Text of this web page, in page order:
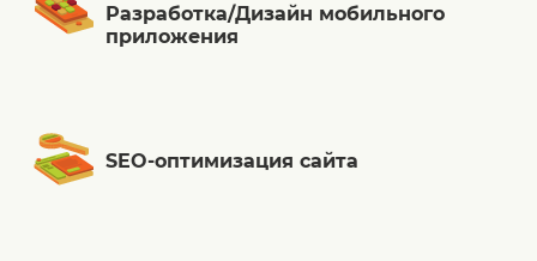
Разработка/Дизайн мобильного
приложения
SEO-оптимизация сайта